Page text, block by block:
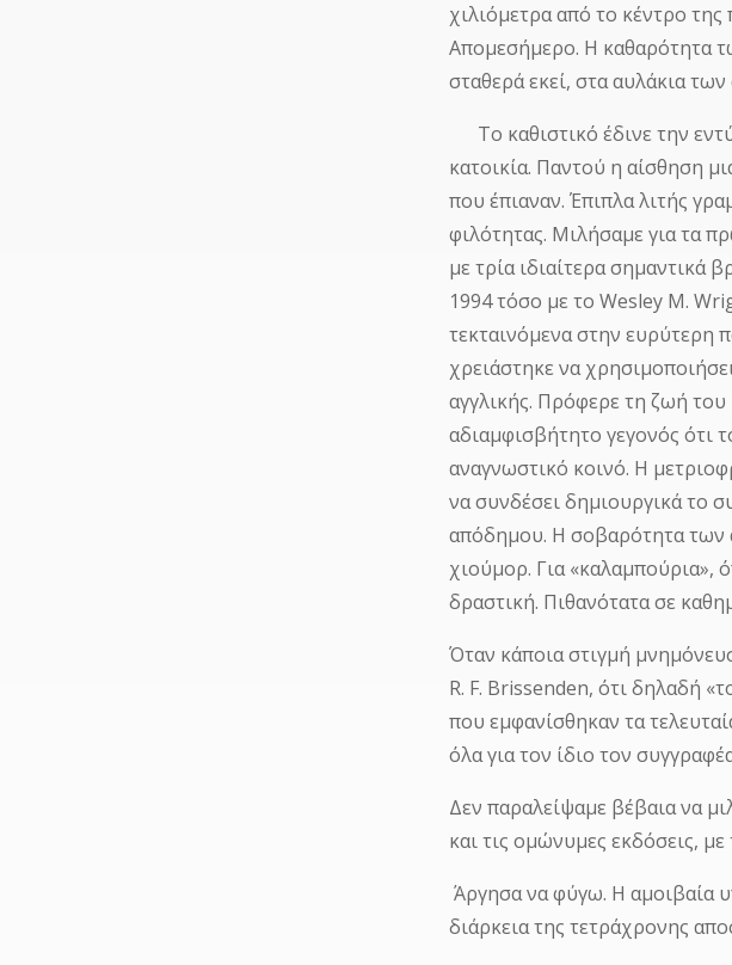
χιλιόμετρα από το κέντρο
Απομεσήμερο. Η καθαρότητα
σταθερά εκεί, στα αυλάκια
Το καθιστικό έδινε την
κατοικία. Παντού η αίσθηση
που έπιαναν. Έπιπλα λιτής
φιλότητας. Μιλήσαμε για τα
με τρία ιδιαίτερα σημαντικά
1994 τόσο με το Wesley M.
τεκταινόμενα στην ευρύτερη
χρειάστηκε να
αγγλικής. Πρόφερε τη ζωή
αδιαμφισβήτητο γεγονός ότι
αναγνωστικό κοινό. Η
να συνδέσει δημιουργικά το
απόδημου. Η σοβαρότητα των
χιούμορ. Για
δραστική. Πιθανότατα σε
Όταν κάποια στιγμή
R. F. Brissenden, ότι δηλαδή
που εμφανίσθηκαν τα
όλα για τον ίδιο τον
Δεν παραλείψαμε βέβαια να
και τις ομώνυμες εκδόσεις,
Άργησα να φύγω. Η αμοιβαία
διάρκεια της τετράχρονης